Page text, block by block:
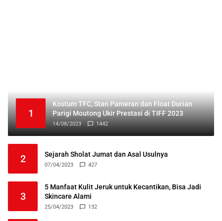
1
Kostum TFC, Stan Pameran dan Float Durian
Parigi Moutong Ukir Prestasi di TIFF 2023
14/08/2023 1442
2 Sejarah Sholat Jumat dan Asal Usulnya
07/04/2023 427
3
5 Manfaat Kulit Jeruk untuk Kecantikan, Bisa Jadi
Skincare Alami
25/04/2023 132